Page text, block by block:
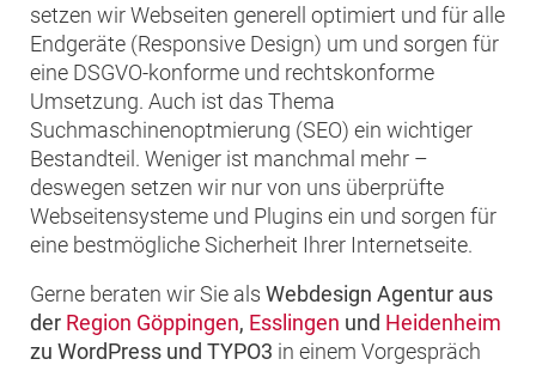
setzen wir Webseiten generell optimiert und für alle
Endgeräte (Responsive Design) um und sorgen für
eine DSGVO-konforme und rechtskonforme
Umsetzung. Auch ist das Thema
Suchmaschinenoptmierung (SEO) ein wichtiger
Bestandteil. Weniger ist manchmal mehr –
deswegen setzen wir nur von uns überprüfte
Webseitensysteme und Plugins ein und sorgen für
eine bestmögliche Sicherheit Ihrer Internetseite.
Gerne beraten wir Sie als Webdesign Agentur aus
der Region Göppingen, Esslingen und Heidenheim
zu WordPress und TYPO3 in einem Vorgespräch